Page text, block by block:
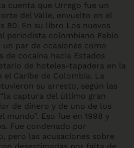
cuenta que Urrego fue un
del Valle, envuelto en el
80. En su libro Los nuevos
periodista colombiano Fabio
par de ocasiones como
de cocaína hacia Estados
de hoteles-tapadera en la
el Caribe de Colombia. La
su arresto, según las
captura del último gran
de dinero y de uno de los
mundo”. Eso fue en 1998 y
Fue condenado por
pero las acusaciones sobre